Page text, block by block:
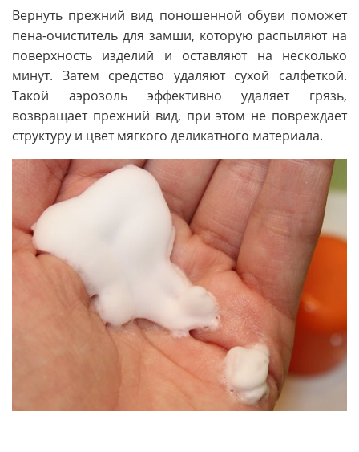
Вернуть прежний вид поношенной обуви поможет
пена-очиститель для замши, которую распыляют на
поверхность изделий и оставляют на несколько
минут. Затем средство удаляют сухой салфеткой.
Такой аэрозоль эффективно удаляет грязь,
возвращает прежний вид, при этом не повреждает
структуру и цвет мягкого деликатного материала.